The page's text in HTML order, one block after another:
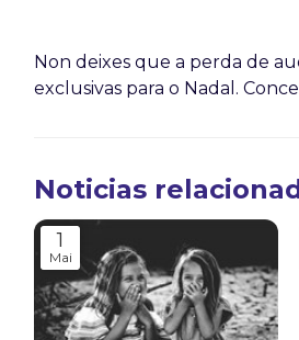
Non deixes que a perda de
exclusivas para o Nadal.
Noticias
1
Mai